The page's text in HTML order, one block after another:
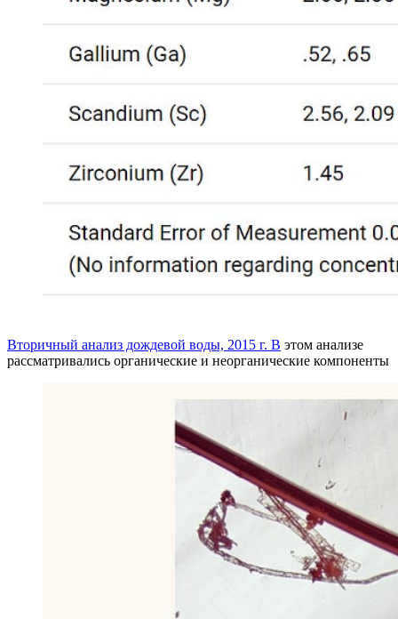
Вторичный анализ дождевой воды, 2015 г. В этом анализе
рассматривались органические и неорганические компоненты